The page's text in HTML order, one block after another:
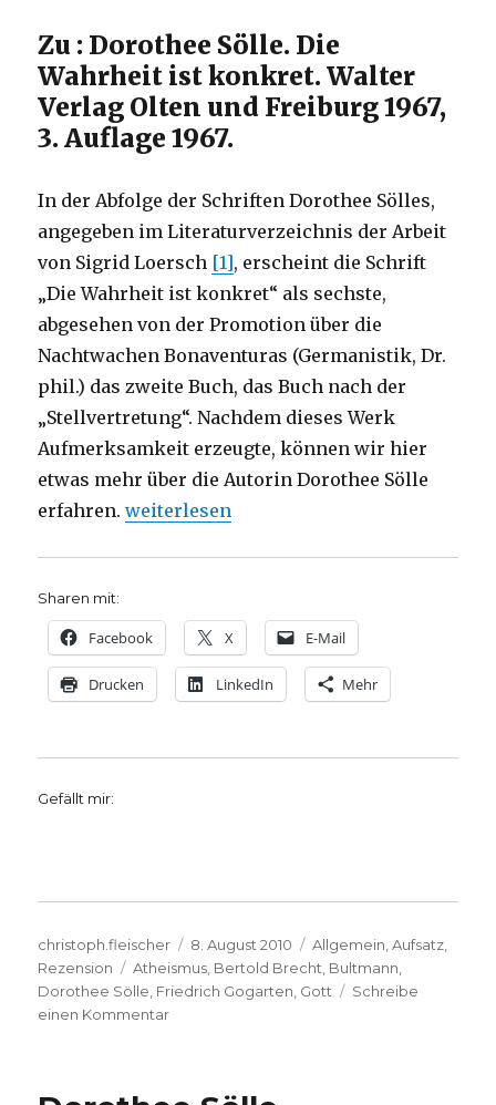
Zu : Dorothee Sölle. Die
Wahrheit ist konkret. Walter
Verlag Olten und Freiburg 1967,
3. Auflage 1967.
In der Abfolge der Schriften Dorothee Sölles,
angegeben im Literaturverzeichnis der Arbeit
von Sigrid Loersch [1], erscheint die Schrift
„Die Wahrheit ist konkret“ als sechste,
abgesehen von der Promotion über die
Nachtwachen Bonaventuras (Germanistik, Dr.
phil.) das zweite Buch, das Buch nach der
„Stellvertretung“. Nachdem dieses Werk
Aufmerksamkeit erzeugte, können wir hier
etwas mehr über die Autorin Dorothee Sölle
erfahren.„Rezension zu: Dorothee Sölle, Die
weiterlesen
Sharen mit:
Facebook X E-Mail
Drucken LinkedIn Mehr
Gefällt mir:
Autor
christoph.fleischer
Veröffentlicht
am
8. August 2010 Kategorien
Allgemein ,Aufsatz
Rezension
Schlagwörter
Atheismus Bertold Brecht Bultmann
Dorothee Sölle Friedrich Gogarten Gott
Schreibe
einen Kommentarzu